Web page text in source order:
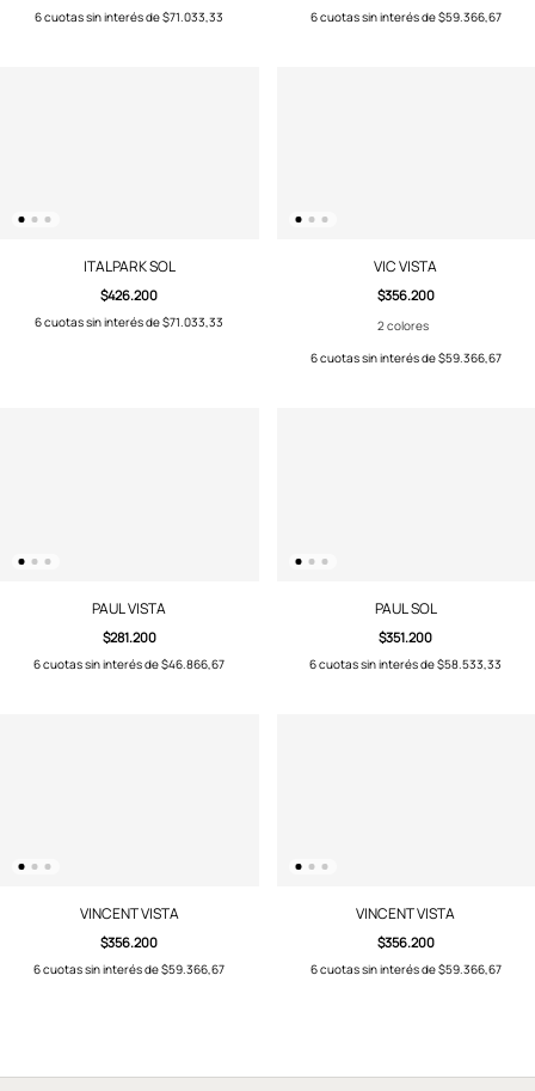
6cuotas sin interés de$71.033,33 6cuotas sin interés de$59.366,67
ITALPARK SOL
$426.200
6cuotas sin interés de$71.033,33
VIC VISTA
$356.200
2 colores
6cuotas sin interés de$59.366,67
PAUL VISTA
$281.200
6cuotas sin interés de$46.866,67
PAUL SOL
$351.200
6cuotas sin interés de$58.533,33
VINCENT VISTA
$356.200
6cuotas sin interés de$59.366,67
VINCENT VISTA
$356.200
6cuotas sin interés de$59.366,67